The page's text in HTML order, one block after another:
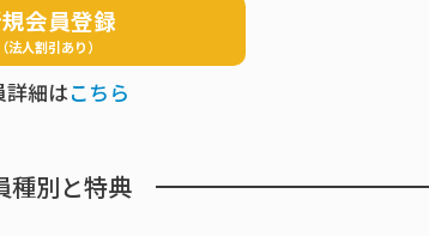
会員登録
（法人割引あり）
詳細はこちら
種別と特典